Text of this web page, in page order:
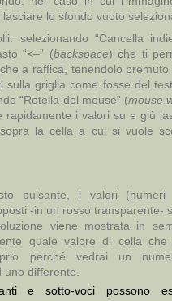
lo sfondo vuoto
selezionando “Cancella
“<–” (backspace) che ti
a raffica, tenendolo
sulla griglia come fosse del
“Rotella del mouse” (mouse
rapidamente i valori su e giù
la cella a cui si vuole
pulsante, i valori
-in un rosso transparente-
viene mostrata in
quale valore di cella
perché vedrai un
differente.
e sotto-voci possono